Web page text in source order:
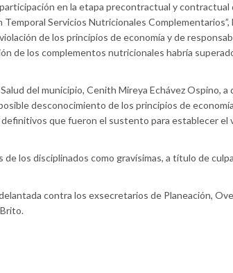
en la etapa precontractual y contractual
Servicios Nutricionales Complementarios”,
de los principios de economía y de
de los complementos nutricionales habría
del municipio, Cenith Mireya Echávez Ospino, a
desconocimiento de los principios de
que fueron el sustento para establecer el
los disciplinados como gravísimas, a título de culpa
contra los exsecretarios de Planeación,